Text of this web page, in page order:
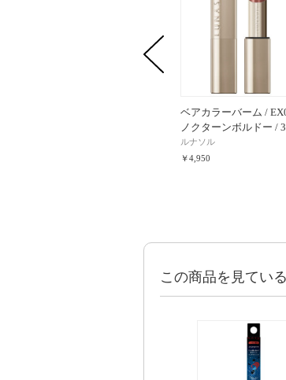
ベアカラーバーム /
ノクターンボルドー /
ルナソル
￥4,950
この商品を見てい